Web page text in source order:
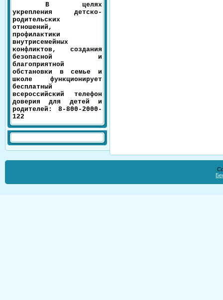
В целях
укрепления детско-
родительских
отношений,
профилактики
внутрисемейных
конфликтов, создания
безопасной и
благоприятной
обстановки в семье и
школе функционирует
бесплатный
всероссийский телефон
доверия для детей и
родителей: 8-800-2000-
122